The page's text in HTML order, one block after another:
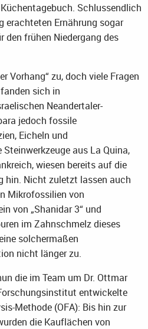
Schlussendlich
erachteten Ernährung sogar
den frühen Niedergang des
Vorhang“ zu, doch viele Fragen
sich in
Neandertaler-
jedoch fossile
Eicheln und
aus La Quina,
wiesen bereits auf die
hin. Nicht zuletzt lassen auch
Mikrofossilien von
von „Shanidar 3“ und
im Zahnschmelz dieses
solchermaßen
nicht länger zu.
die im Team um Dr. Ottmar
entwickelte
Methode (OFA): Bis hin zur
die Kauflächen von